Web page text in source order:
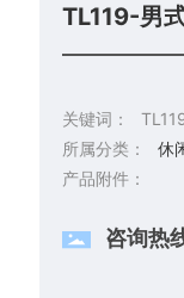
TL119-男
关键词：
所属分类：
休
产品附件：
咨询热